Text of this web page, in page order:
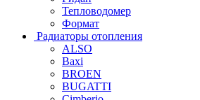
Тепловодомер
Формат
Радиаторы отопления
ALSO
Baxi
BROEN
BUGATTI